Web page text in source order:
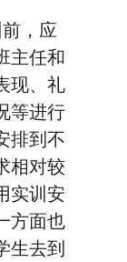
，应
主任和
现、礼
等进行
排到不
相对较
实训安
方面也
生去到